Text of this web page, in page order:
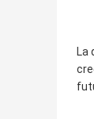
La